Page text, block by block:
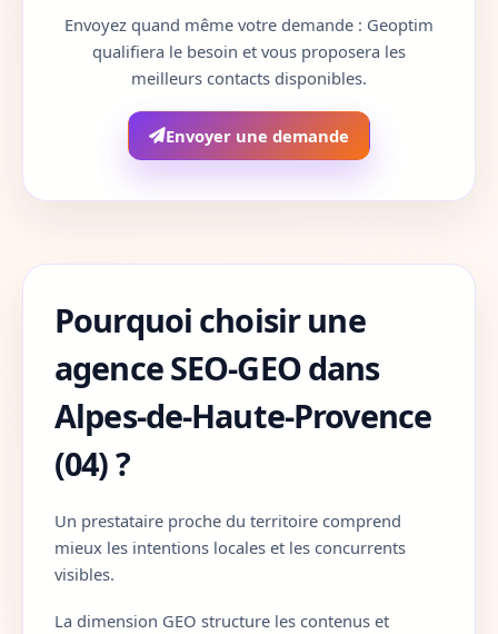
Charente-Maritime
Cotes-d-Armor 22
Creuse
Dordogne
Doubs 25
Drome
Eure
Eure-et-Loir
Finistere
Envoyez quand même votre demande : Geoptim
qualifiera le besoin et vous proposera les
meilleurs contacts disponibles.
Envoyer une demande
Pourquoi choisir une
agence SEO-GEO dans
Alpes-de-Haute-Provence
(04) ?
Un prestataire proche du territoire comprend
mieux les intentions locales et les concurrents
visibles.
La dimension GEO structure les contenus et